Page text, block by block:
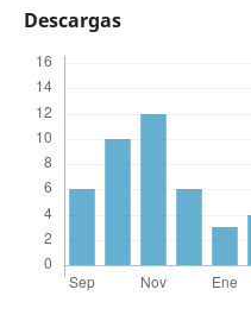
Descargas